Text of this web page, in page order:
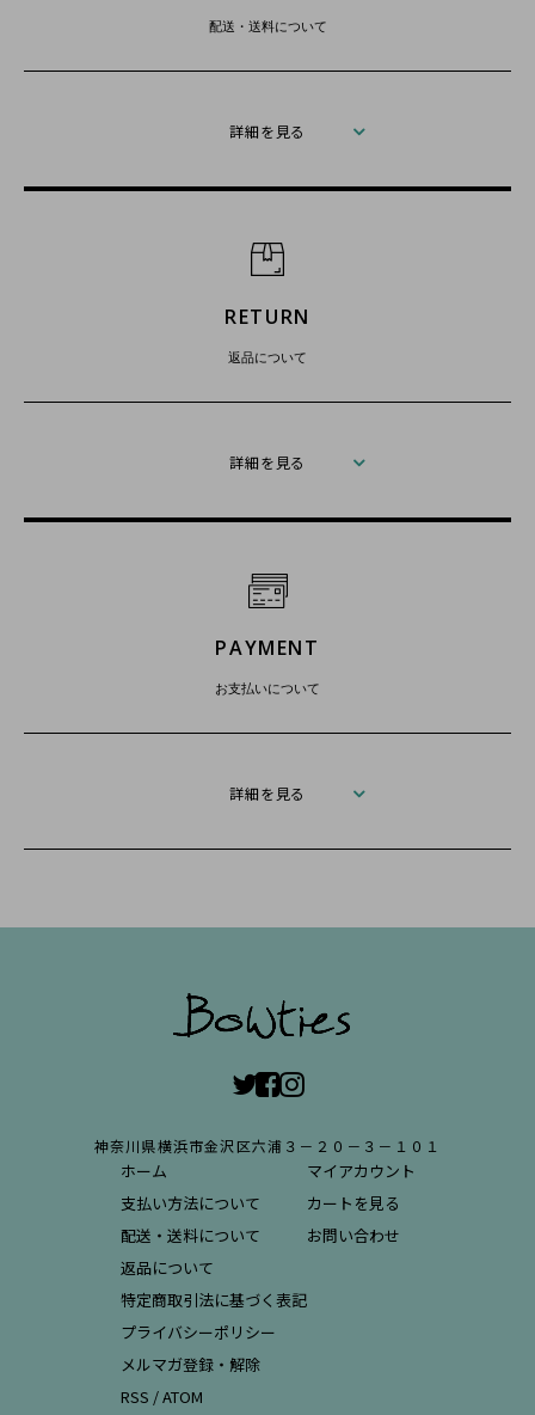
配送・送料について
詳細を見る
RETURN
返品について
詳細を見る
PAYMENT
お支払いについて
詳細を見る
神奈川県横浜市金沢区六浦３－２０－３－１０１
ホーム
支払い方法について
配送・送料について
返品について
特定商取引法に基づく表記
プライバシーポリシー
メルマガ登録・解除
RSS /ATOM
マイアカウント
カートを見る
お問い合わせ